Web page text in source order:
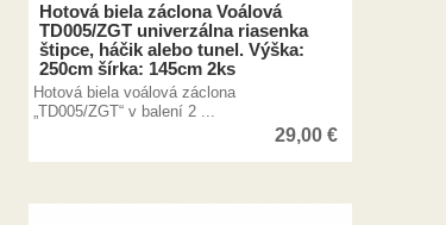
Hotová biela záclona Voálová
TD005/ZGT univerzálna riasenka
štipce, háčik alebo tunel. Výška:
250cm šírka: 145cm 2ks
Hotová biela voálová záclona
„TD005/ZGT“ v balení 2 ...
29,00€